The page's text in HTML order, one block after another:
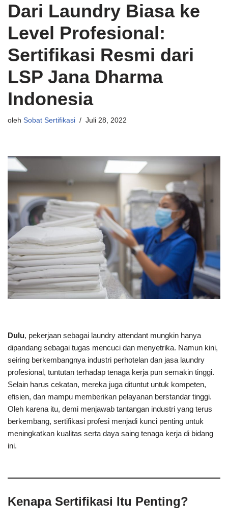
Dari Laundry Biasa ke
Level Profesional:
Sertifikasi Resmi dari
LSP Jana Dharma
Indonesia
oleh Sobat Sertifikasi Juli 28, 2022
Dulu, pekerjaan sebagai laundry attendant mungkin hanya
dipandang sebagai tugas mencuci dan menyetrika. Namun kini,
seiring berkembangnya industri perhotelan dan jasa laundry
profesional, tuntutan terhadap tenaga kerja pun semakin tinggi.
Selain harus cekatan, mereka juga dituntut untuk kompeten,
efisien, dan mampu memberikan pelayanan berstandar tinggi.
Oleh karena itu, demi menjawab tantangan industri yang terus
berkembang, sertifikasi profesi menjadi kunci penting untuk
meningkatkan kualitas serta daya saing tenaga kerja di bidang
ini.
Kenapa Sertifikasi Itu Penting?